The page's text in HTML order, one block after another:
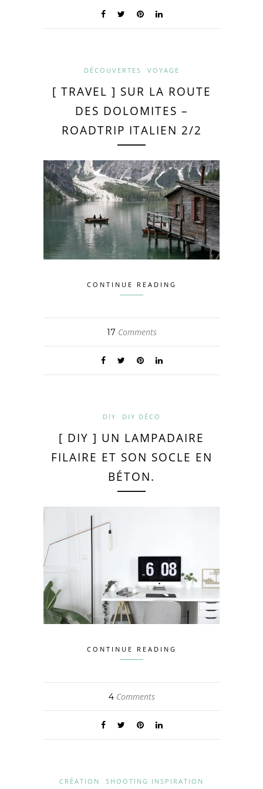
DÉCOUVERTES VOYAGE
[ TRAVEL ] SUR LA ROUTE
DES DOLOMITES –
ROADTRIP ITALIEN 2/2
CONTINUE READING
17 Comments
DIY DIY DÉCO
[ DIY ] UN LAMPADAIRE
FILAIRE ET SON SOCLE EN
BÉTON.
CONTINUE READING
4Comments
CRÉATION SHOOTING INSPIRATION